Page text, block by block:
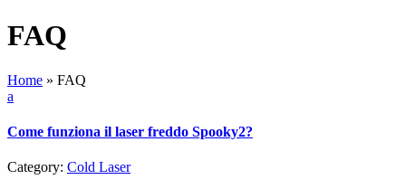
FAQ
Home » FAQ
a
Come funziona il laser freddo Spooky2?
Category: Cold Laser